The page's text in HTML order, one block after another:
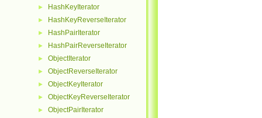
► HashKeyIterator
► HashKeyReverseIterator
► HashPairIterator
► HashPairReverseIterator
► ObjectIterator
► ObjectReverseIterator
► ObjectKeyIterator
► ObjectKeyReverseIterator
► ObjectPairIterator